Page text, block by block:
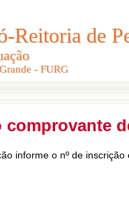
Reitoria de
- FURG
Reitoria de
- FURG
comprovante
informe o nº de inscrição